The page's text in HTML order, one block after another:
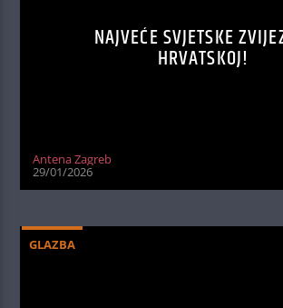
NAJVEĆE SVJETSKE
HRVATSKOJ!
Antena Zagreb
29/01/2026
GLAZBA